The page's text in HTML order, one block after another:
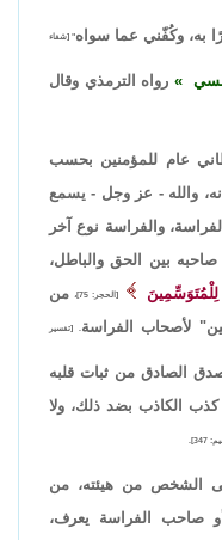
به، وكُفّني عما سواه" [شفاء
رواه الترمذي وقال
عام للمؤمنين بحسب
والله - عز وجل - يسمع
والفراسة نوع آخر
بين الحق والباطل،
[الحجر: 75]،
من
لأصحاب الفراسة . [تفسير
الصادق من ثبات قلبه
كذب الكاذب بضد ذلك، ولا
الشخص من هيئته، من
صاحب الفراسة يعرف،